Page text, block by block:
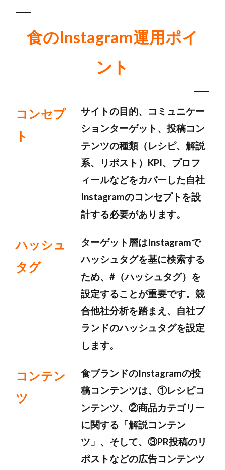
食のInstagram運用ポイ
ント
コンセプ
ト
サイトの目的、コミュニケー
ションターゲット、投稿コン
テンツの種類（レシピ、解説
系、リポスト）KPI、プロフ
ィールなどをカバーした自社
Instagramのコンセプトを設
計する必要があります。
ハッシュ
タグ
ターゲット層はInstagramで
ハッシュタグを基に検索する
ため、#（ハッシュタグ）を
設定することが重要です。競
合他社分析を踏まえ、自社ブ
ランドのハッシュタグを設定
します。
コンテン
ツ
食ブランドのInstagramの投
稿コンテンツは、①レシピコ
ンテンツ、②商品カテゴリー
に関する「解説コンテン
ツ」、そして、③PR投稿のリ
ポストなどの広告コンテンツ